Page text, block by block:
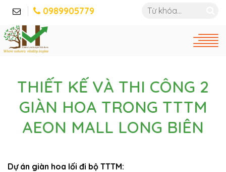
0989905779
THIẾT KẾ VÀ THI CÔNG 2
GIÀN HOA TRONG TTTM
AEON MALL LONG BIÊN
Dự án giàn hoa lối đi bộ TTTM: